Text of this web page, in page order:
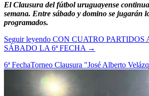
El Clausura del fútbol uruguayense
semana. Entre sábado y domino se jugarán
programados.
Seguir leyendo CON CUATRO PARTIDOS
SÁBADO LA 6ª FECHA →
6ª FechaTorneo Clausura "José Alberto